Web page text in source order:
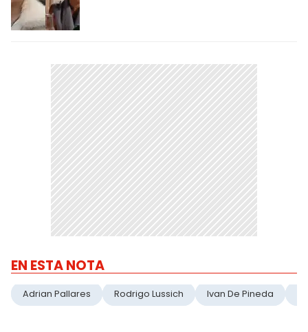
EN ESTA NOTA
Adrian Pallares Rodrigo Lussich Ivan De Pineda